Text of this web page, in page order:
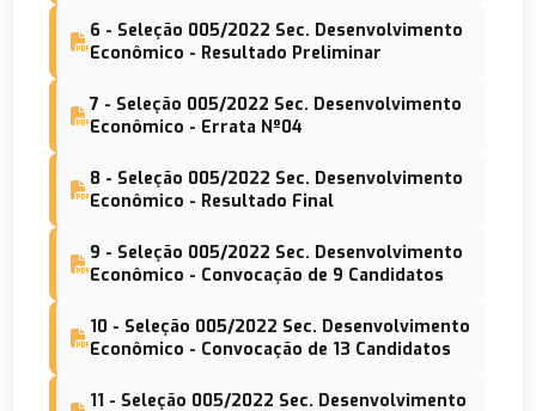
6 - Seleção 005/2022 Sec. Desenvolvimento
Econômico - Resultado Preliminar
7 - Seleção 005/2022 Sec. Desenvolvimento
Econômico - Errata Nº04
8 - Seleção 005/2022 Sec. Desenvolvimento
Econômico - Resultado Final
9 - Seleção 005/2022 Sec. Desenvolvimento
Econômico - Convocação de 9 Candidatos
10 - Seleção 005/2022 Sec. Desenvolvimento
Econômico - Convocação de 13 Candidatos
11 - Seleção 005/2022 Sec. Desenvolvimento